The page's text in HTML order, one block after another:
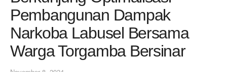
Pembangunan Dampak
Narkoba Labusel Bersama
Warga Torgamba Bersinar